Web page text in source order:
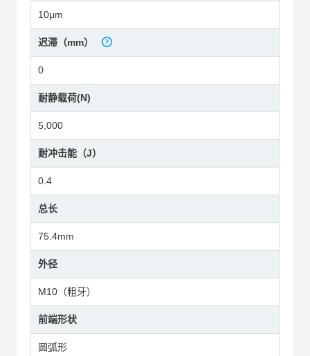
10μm
迟滞（mm）
0
耐静载荷(N)
5,000
耐冲击能（J）
0.4
总长
75.4mm
外径
M10（粗牙）
前端形状
圆弧形